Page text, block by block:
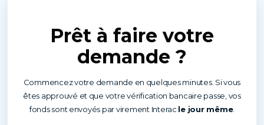
Prêt à faire votre
demande ?
Commencez votre demande en quelques minutes. Si vous
êtes approuvé et que votre vérification bancaire passe, vos
fonds sont envoyés par virement Interac le jour même.